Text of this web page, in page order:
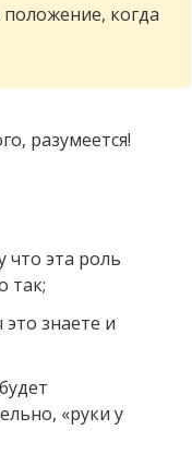
когда
разумеется!
эта роль
так;
знаете и
«руки у